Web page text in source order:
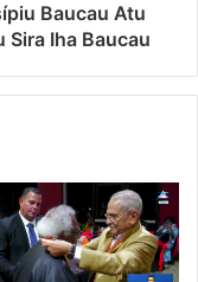
Baucau Atu
Iha Baucau